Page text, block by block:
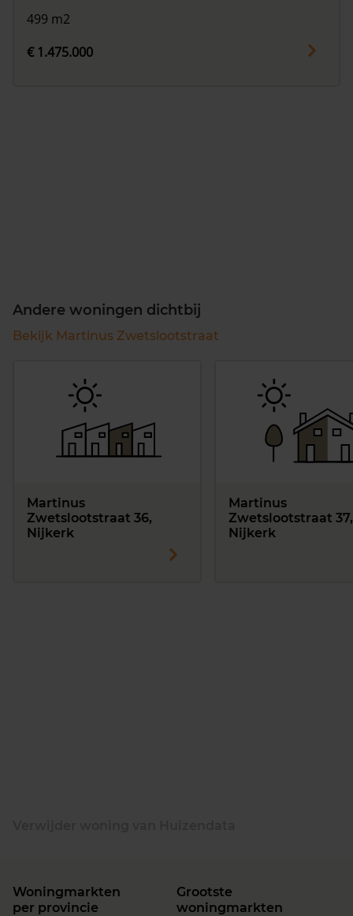
499 m2
€ 1.475.000
Andere woningen dichtbij
Bekijk Martinus Zwetslootstraat
Martinus
Zwetslootstraat 36,
Nijkerk
Martinus
Zwetslootstraat 37,
Nijkerk
Woningmarkten
per provincie
Grootste
woningmarkten